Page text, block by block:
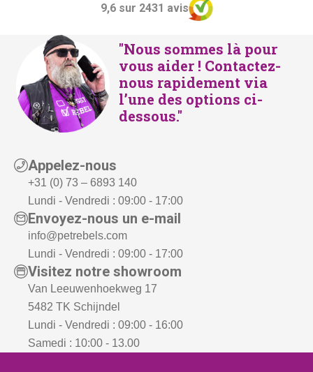
9,6 sur 2431 avis
"Nous sommes là pour
vous aider ! Contactez-
nous rapidement via
l’une des options ci-
dessous."
Appelez-nous
+31 (0) 73 – 6893 140
Lundi - Vendredi : 09:00 - 17:00
Envoyez-nous un e-mail
info@petrebels.com
Lundi - Vendredi : 09:00 - 17:00
Visitez notre showroom
Van Leeuwenhoekweg 17
5482 TK Schijndel
Lundi - Vendredi : 09:00 - 16:00
Samedi : 10:00 - 13.00